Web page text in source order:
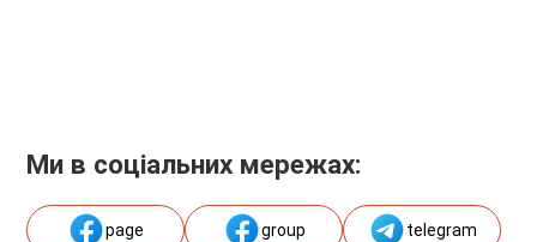
Ми в соціальних мережах:
page group telegram